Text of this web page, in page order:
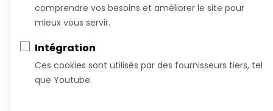
comprendre vos besoins et améliorer le site pour
mieux vous servir.
Intégration
Ces cookies sont utilisés par des fournisseurs tiers, tel
que Youtube.